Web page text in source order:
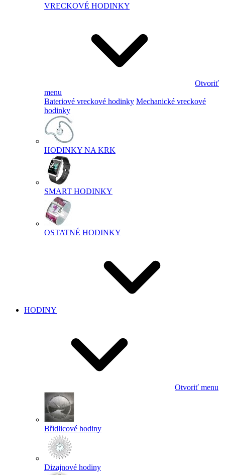
VRECKOVÉ HODINKY
Otvoriť
menu
Bateriové vreckové hodinky Mechanické vreckové
hodinky
HODINKY NA KRK
SMART HODINKY
OSTATNÉ HODINKY
HODINY
Otvoriť menu
Břidlicové hodiny
Dizajnové hodiny